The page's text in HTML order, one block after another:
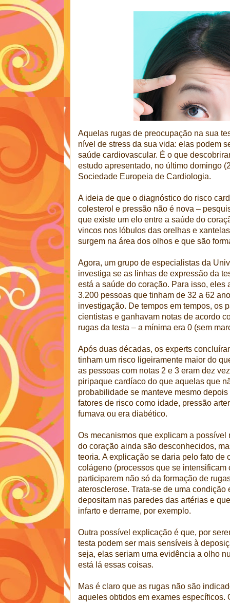
Aquelas rugas de preocupação na sua
nível de stress da sua vida: elas podem
saúde cardiovascular. É o que
estudo apresentado, no último domingo
Sociedade Europeia de Cardiologia.
A ideia de que o diagnóstico do risco
colesterol e pressão não é nova –
que existe um elo entre a saúde do
vincos nos lóbulos das orelhas e
surgem na área dos olhos e que são
Agora, um grupo de especialistas da
investiga se as linhas de expressão da
está a saúde do coração. Para isso, eles
3.200 pessoas que tinham de 32 a 62
investigação. De tempos em tempos, os
cientistas e ganhavam notas de acordo
rugas da testa – a mínima era 0 (sem
Após duas décadas, os experts
tinham um risco ligeiramente maior do
as pessoas com notas 2 e 3 eram dez
piripaque cardíaco do que aquelas que
probabilidade se manteve mesmo
fatores de risco como idade, pressão
fumava ou era diabético.
Os mecanismos que explicam a
do coração ainda são desconhecidos,
teoria. A explicação se daria pelo fato de
colágeno (processos que se intensificam
participarem não só da formação de
aterosclerose. Trata-se de uma condição
depositam nas paredes das artérias e
infarto e derrame, por exemplo.
Outra possível explicação é que, por
testa podem ser mais sensíveis à
seja, elas seriam uma evidência a olho
está lá essas coisas.
Mas é claro que as rugas não são
aqueles obtidos em exames específicos.